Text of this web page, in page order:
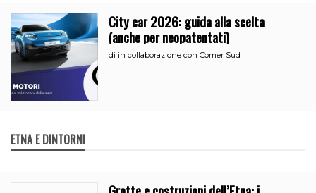
City car 2026: guida alla scelta
(anche per neopatentati)
di in collaborazione con Comer Sud
ETNA E DINTORNI